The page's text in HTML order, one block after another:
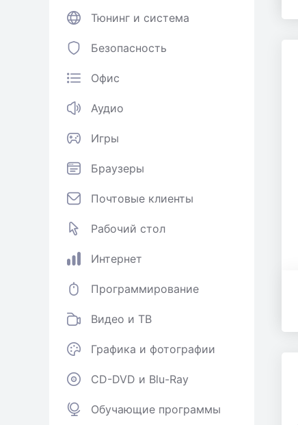
Тюнинг и система
Безопасность
Офис
Аудио
Игры
Браузеры
Почтовые клиенты
Рабочий стол
Интернет
Программирование
Видео и ТВ
Графика и фотографии
CD-DVD и Blu-Ray
Обучающие программы